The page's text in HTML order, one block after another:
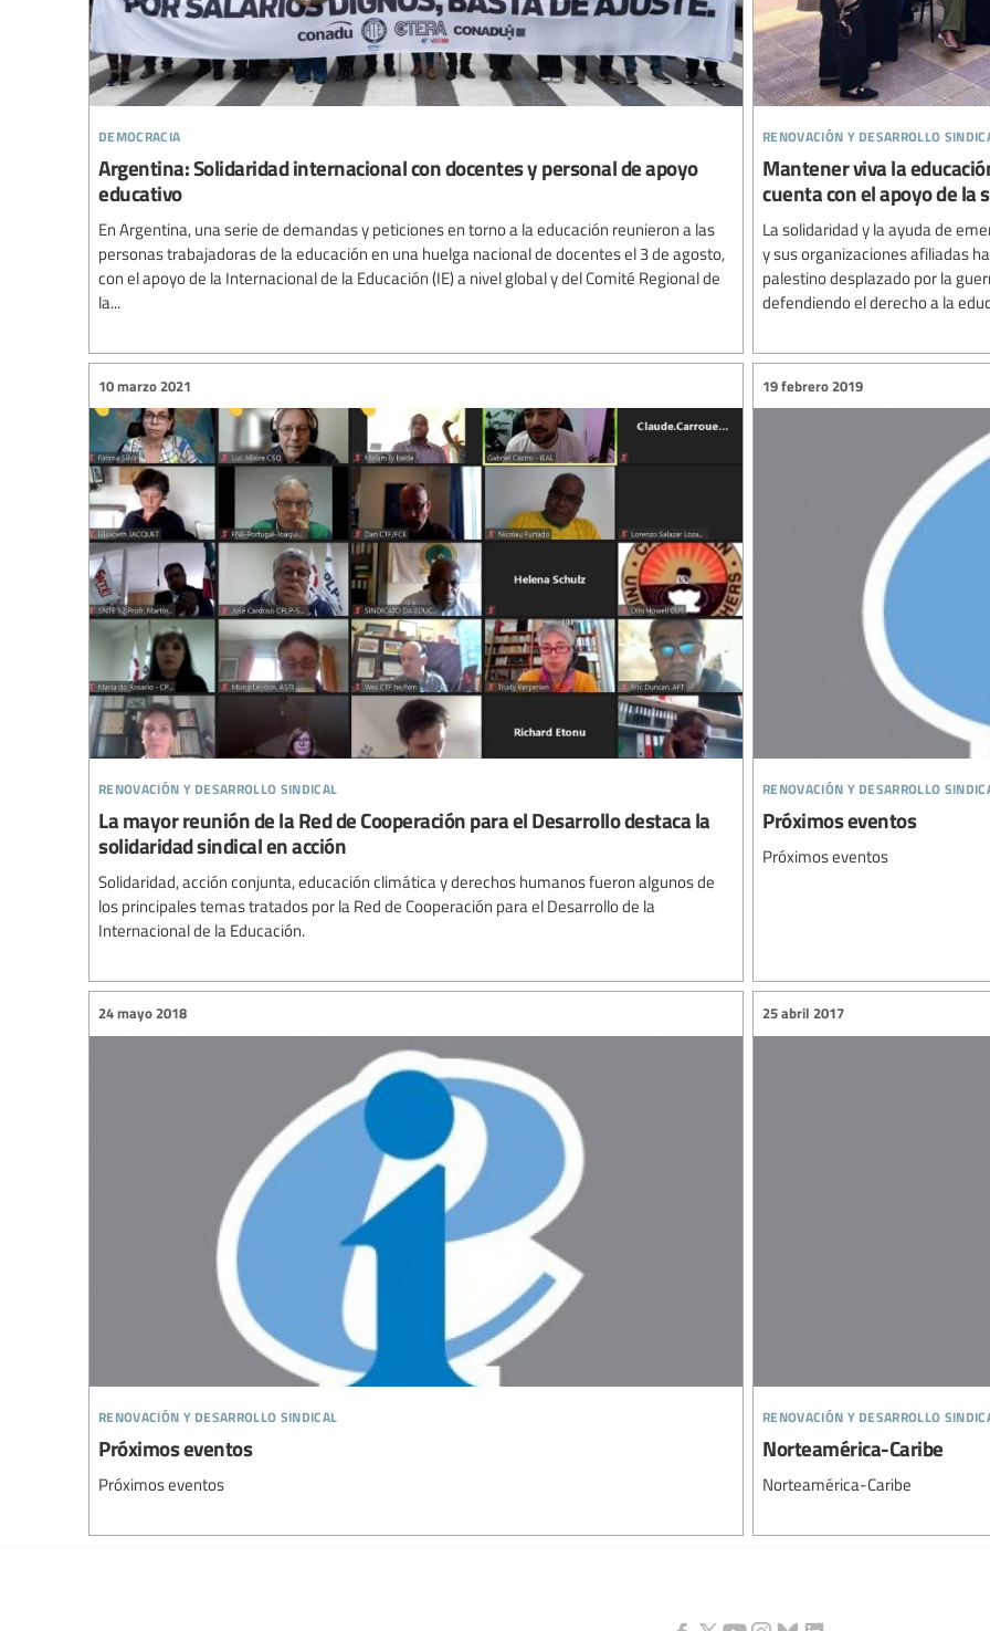
democracia
Argentina: Solidaridad internacional con docentes y personal de apoyo
educativo
En Argentina, una serie de demandas y peticiones en torno a la educación reunieron a las
personas trabajadoras de la educación en una huelga nacional de docentes el 3 de agosto,
con el apoyo de la Internacional de la Educación (IE) a nivel global y del Comité Regional de
la...
renovación y desarrollo
Mantener viva la
cuenta con el apoyo de
La solidaridad y la ayuda de
y sus organizaciones afiliadas
palestino desplazado por la
defendiendo el derecho a la
renovación y desarrollo sindical
10 marzo 2021
La mayor reunión de la Red de Cooperación para el Desarrollo destaca la
solidaridad sindical en acción
Solidaridad, acción conjunta, educación climática y derechos humanos fueron algunos de
los principales temas tratados por la Red de Cooperación para el Desarrollo de la
Internacional de la Educación.
renovación y desarrollo
19 febrero 2019
Próximos eventos
Próximos eventos
renovación y desarrollo sindical
24 mayo 2018
Próximos eventos
Próximos eventos
renovación y desarrollo
25 abril 2017
Norteamérica-Caribe
Norteamérica-Caribe